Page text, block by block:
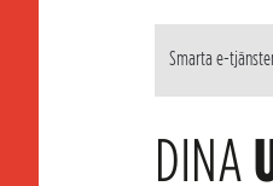
Smarta e-
DINA